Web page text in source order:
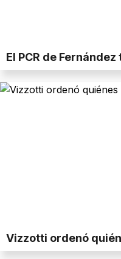
El PCR de
Vizzotti ordenó